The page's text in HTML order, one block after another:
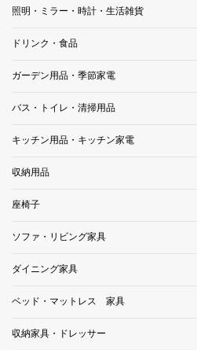
照明・ミラー・時計・生活雑貨
ドリンク・食品
ガーデン用品・季節家電
バス・トイレ・清掃用品
キッチン用品・キッチン家電
収納用品
座椅子
ソファ・リビング家具
ダイニング家具
ベッド・マットレス 家具
収納家具・ドレッサー